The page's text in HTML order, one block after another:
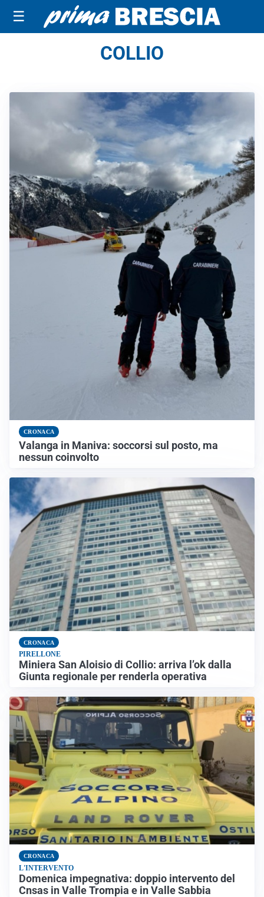
☰
COLLIO
CRONACA
Valanga in Maniva: soccorsi sul posto, ma
nessun coinvolto
CRONACA
PIRELLONE
Miniera San Aloisio di Collio: arriva l’ok dalla
Giunta regionale per renderla operativa
CRONACA
L'INTERVENTO
Domenica impegnativa: doppio intervento del
Cnsas in Valle Trompia e in Valle Sabbia